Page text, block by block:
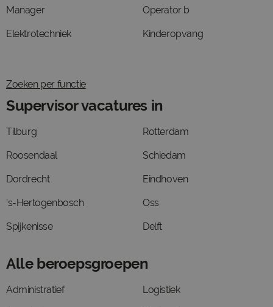
Manager
Elektrotechniek
Operator b
Kinderopvang
Zoeken per functie
Supervisor vacatures in
Tilburg
Roosendaal
Dordrecht
's-Hertogenbosch
Spijkenisse
Rotterdam
Schiedam
Eindhoven
Oss
Delft
Alle beroepsgroepen
Administratief Logistiek